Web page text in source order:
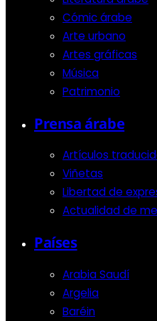
Cómic árabe
Arte urbano
Artes gráficas
Música
Patrimonio
Prensa árabe
Artículos
Viñetas
Libertad de
Actualidad de
Países
Arabia Saudí
Argelia
Baréin